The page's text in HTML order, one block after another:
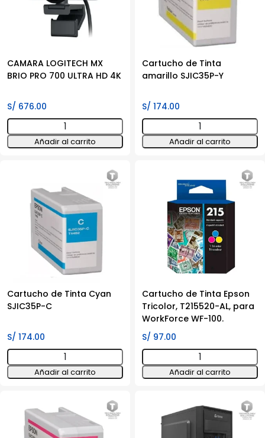
cantidad
CAMARA LOGITECH MX
BRIO PRO 700 ULTRA HD 4K
S/ 676.00
CAMARA
LOGITECH
MX
ULTRA
cantidad
Añadir al carrito
Cartucho de Tinta
amarillo SJIC35P-Y
S/ 174.00
Cartucho
de
Tinta
SJIC35P-
cantidad
Añadir al carrito
Cartucho de Tinta Cyan
SJIC35P-C
S/ 174.00
Cartucho
de
Tinta
SJIC35P-
Añadir al carrito
Cartucho de Tinta Epson
Tricolor, T215520-AL, para
WorkForce WF-100.
S/ 97.00
Cartucho
de
Tinta
Tricolor,
T215520-
Añadir al carrito